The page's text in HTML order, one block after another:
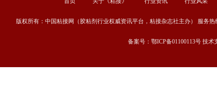
版权所有：中国粘接网（胶粘剂行业权威资讯平台，粘接杂志社主办） 服务热
备案号：鄂ICP备01100113号 技术